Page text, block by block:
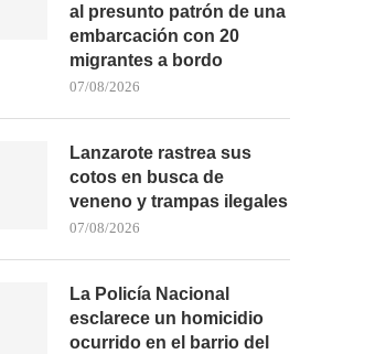
al presunto patrón de una
embarcación con 20
migrantes a bordo
07/08/2026
Lanzarote rastrea sus
cotos en busca de
veneno y trampas ilegales
07/08/2026
La Policía Nacional
esclarece un homicidio
ocurrido en el barrio del